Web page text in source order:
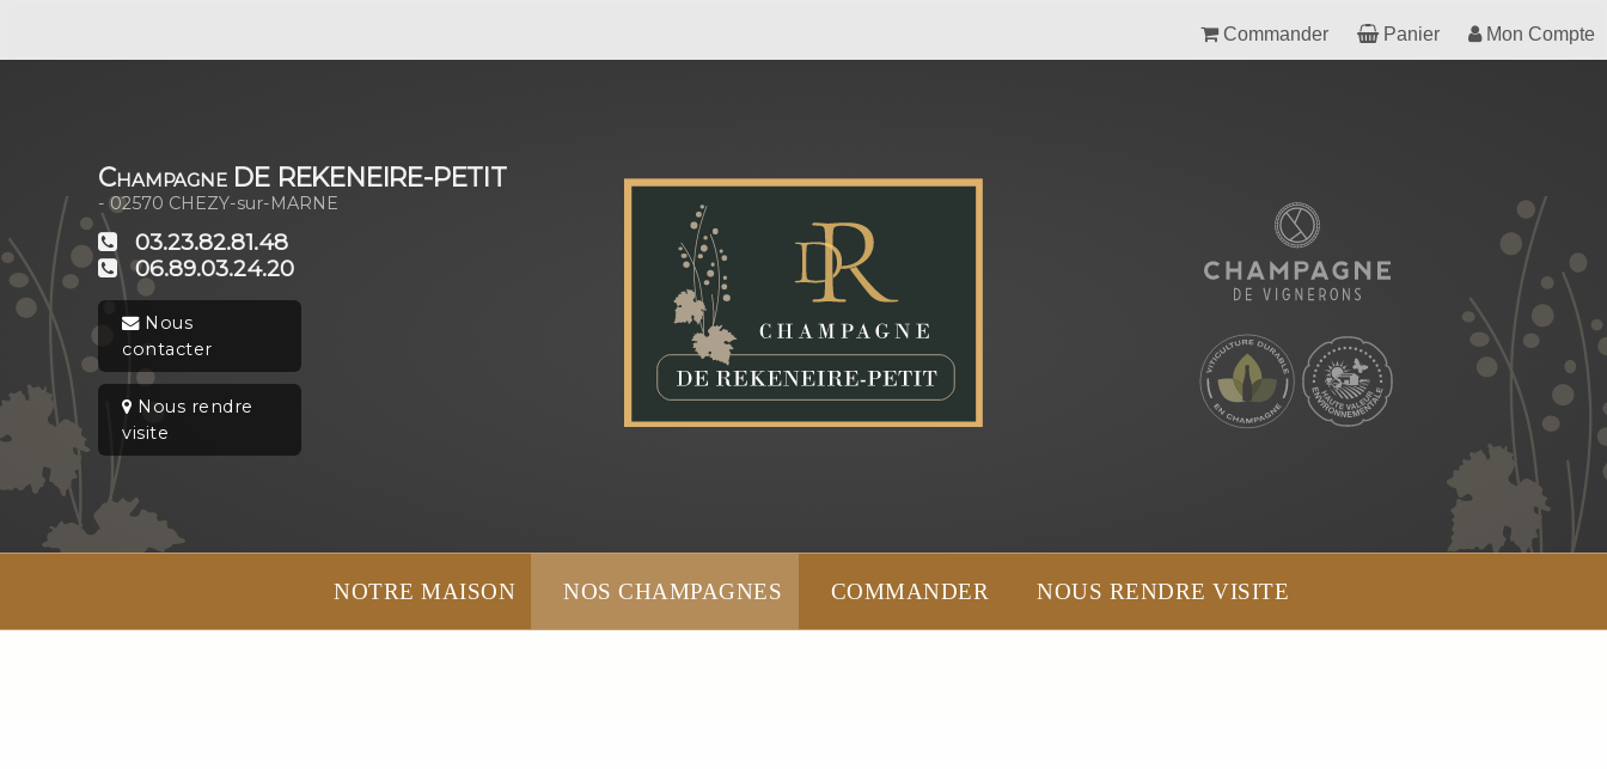
Commander Panier Mon Compte
Champagne DE REKENEIRE-PETIT
- 02570 CHEZY-sur-MARNE
03.23.82.81.48
06.89.03.24.20
Nous
contacter
Nous rendre
visite
NOTRE MAISON NOS CHAMPAGNES COMMANDER NOUS RENDRE VISITE